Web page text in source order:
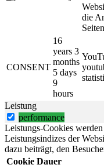
die
CONSENT
16
years 3
months
5 days
9
hours
Leistung
performance
Leistungs-Cookies
Leistungsindizes der
dazu beiträgt, den
Cookie Dauer